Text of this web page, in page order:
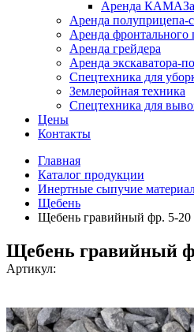
Аренда КАМАЗа
Аренда полуприцепа-
Аренда фронтального
Аренда грейдера
Аренда экскаватора-
Спецтехника для
Землеройная техника
Спецтехника для
Цены
Контакты
Главная
Каталог продукции
Инертные сыпучие
Щебень
Щебень гравийный фр. 5-20
Щебень гравийный
Артикул: